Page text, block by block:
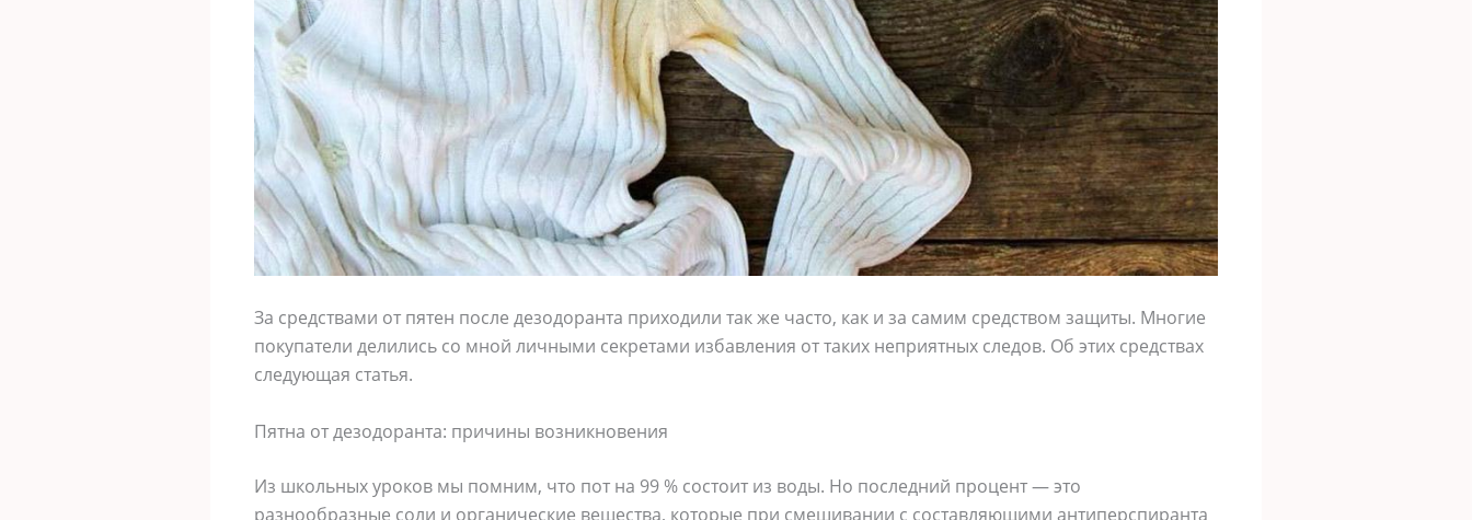
За средствами от пятен после дезодоранта приходили так же часто, как и за самим средством защиты. Многие
покупатели делились со мной личными секретами избавления от таких неприятных следов. Об этих средствах
следующая статья.
Пятна от дезодоранта: причины возникновения
Из школьных уроков мы помним, что пот на 99 % состоит из воды. Но последний процент — это
разнообразные соли и органические вещества, которые при смешивании с составляющими антиперспиранта